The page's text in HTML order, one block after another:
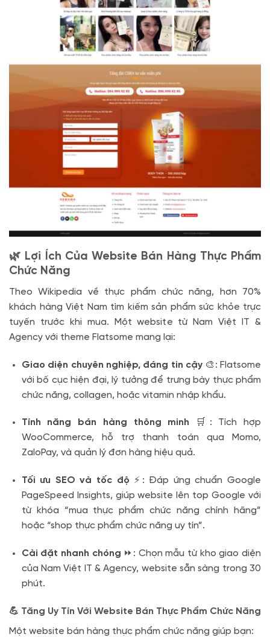
🌿 Lợi Ích Của Website Bán Hàng Thực Phẩm
Chức Năng
Theo Wikipedia về thực phẩm chức năng, hơn 70%
khách hàng Việt Nam tìm kiếm sản phẩm sức khỏe trực
tuyến trước khi mua. Một website từ Nam Việt IT &
Agency với theme Flatsome mang lại:
Giao diện chuyên nghiệp, đáng tin cậy🎨: Flatsome
với bố cục hiện đại, lý tưởng để trưng bày thực phẩm
chức năng, collagen, hoặc vitamin nhập khẩu.
Tính năng bán hàng thông minh 🛒: Tích hợp
WooCommerce, hỗ trợ thanh toán qua Momo,
ZaloPay, và quản lý đơn hàng hiệu quả.
Tối ưu SEO và tốc độ ⚡: Đáp ứng chuẩn Google
PageSpeed Insights, giúp website lên top Google với
từ khóa “mua thực phẩm chức năng chính hãng”
hoặc “shop thực phẩm chức năng uy tín”.
Cài đặt nhanh chóng ⏩: Chọn mẫu từ kho giao diện
của Nam Việt IT & Agency, website sẵn sàng trong 30
phút.
💪 Tăng Uy Tín Với Website Bán Thực Phẩm Chức Năng
Một website bán hàng thực phẩm chức năng giúp bạn: